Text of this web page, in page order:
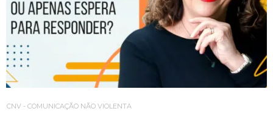
CNV - COMUNICAÇÃO NÃO VIOLENTA